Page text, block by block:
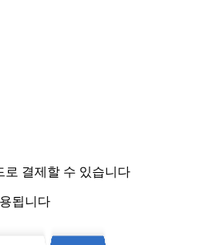
로 결제할 수 있습니다
됩니다